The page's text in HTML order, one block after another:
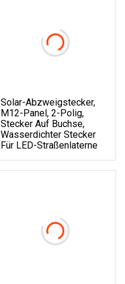
Solar-Abzweigstecker,
M12-Panel, 2-Polig,
Stecker Auf Buchse,
Wasserdichter Stecker
Für LED-Straßenlaterne